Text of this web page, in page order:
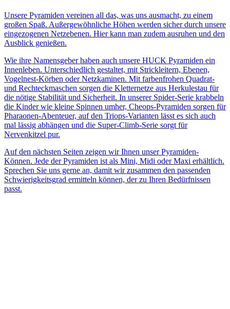
Unsere Pyramiden vereinen all das, was uns ausmacht, zu einem
großen Spaß. Außergewöhnliche Höhen werden sicher durch unsere
eingezogenen Netzebenen. Hier kann man zudem ausruhen und den
Ausblick genießen.
Wie ihre Namensgeber haben auch unsere HUCK Pyramiden ein
Innenleben. Unterschiedlich gestaltet, mit Strickleitern, Ebenen,
Vogelnest-Körben oder Netzkaminen. Mit farbenfrohen Quadrat-
und Rechteckmaschen sorgen die Kletternetze aus Herkulestau für
die nötige Stabilität und Sicherheit. In unserer Spider-Serie krabbeln
die Kinder wie kleine Spinnen umher, Cheops-Pyramiden sorgen für
Pharaonen-Abenteuer, auf den Triops-Varianten lässt es sich auch
mal lässig abhängen und die Super-Climb-Serie sorgt für
Nervenkitzel pur.
Auf den nächsten Seiten zeigen wir Ihnen unser Pyramiden-
Können. Jede der Pyramiden ist als Mini, Midi oder Maxi erhältlich.
Sprechen Sie uns gerne an, damit wir zusammen den passenden
Schwierigkeitsgrad ermitteln können, der zu Ihren Bedürfnissen
passt.